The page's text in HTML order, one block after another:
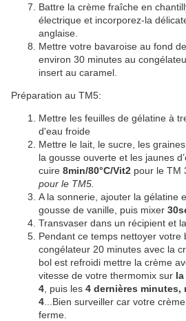
Battre la crème fraîche en
électrique et incorporez-la
anglaise.
Mettre votre bavaroise au fond
environ 30 minutes au
insert au caramel.
Préparation au TM5:
Mettre les feuilles de gélatine à
d'eau froide
Mettre le lait, le sucre, les
la gousse ouverte et les jaunes
cuire 8min/80°C/Vit2 pour le TM
pour le TM5.
A la sonnerie, ajouter la gélatine
gousse de vanille, puis mixer
Transvaser dans un récipient et
Pendant ce temps nettoyer votre
congélateur 20 minutes avec la
bol est refroidi mettre la crème
vitesse de votre thermomix sur
4 , puis les 4 dernières minutes,
4 ...Bien surveiller car votre
ferme.